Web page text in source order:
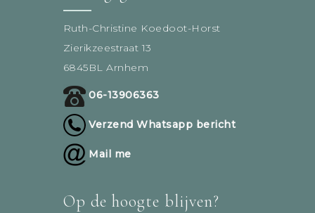
Ruth-Christine Koedoot-Horst
Zierikzeestraat 13
6845BL Arnhem
06-13906363
Verzend Whatsapp bericht
Mail me
Op de hoogte blijven?